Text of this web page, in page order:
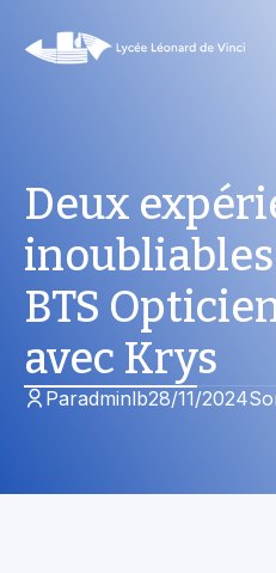
Deux
BTS
avec Krys
Paradminlb28/11/2024